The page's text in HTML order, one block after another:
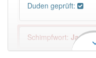
Duden geprüft:
Schimpfwort: Ja